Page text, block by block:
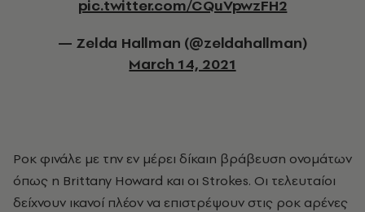
pic.twitter.com/CQuVpwzFH2
— Zelda Hallman (@zeldahallman)
March 14, 2021
Ροκ φινάλε με την εν μέρει δίκαιη βράβευση ονομάτων
όπως η Brittany Howard και οι Strokes. Οι τελευταίοι
δείχνουν ικανοί πλέον να επιστρέψουν στις ροκ αρένες